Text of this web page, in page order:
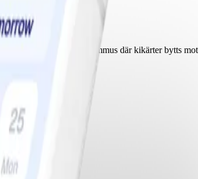
och en oklassisk hummus där kikärter bytts